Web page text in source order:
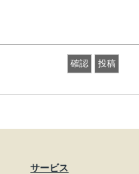
サービス